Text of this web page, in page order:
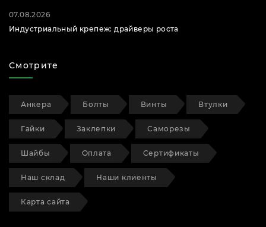
07.08.2026
Индустриальный крепеж: драйверы роста
Смотрите
Анкера Болты Винты Втулки
Гайки Заклепки Саморезы
Шайбы Оплата Сертификаты
Наш склад Наши клиенты
Карта сайта